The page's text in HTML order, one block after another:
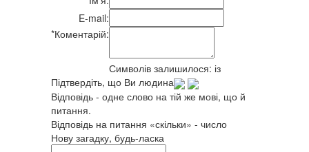
E-mail:
*Коментарій:
Символів залишилося: із
Підтвердіть, що Ви людина
Відповідь - одне слово на тій же мові, що й
питання.
Відповідь на питання «скільки» - число
Нову загадку, будь-ласка